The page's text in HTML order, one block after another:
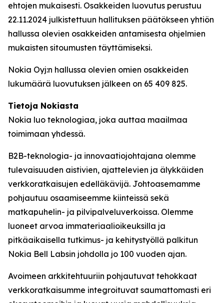
ehtojen mukaisesti. Osakkeiden luovutus perustuu
22.11.2024 julkistettuun hallituksen päätökseen yhtiön
hallussa olevien osakkeiden antamisesta ohjelmien
mukaisten sitoumusten täyttämiseksi.
Nokia Oyj:n hallussa olevien omien osakkeiden
lukumäärä luovutuksen jälkeen on 65 409 825.
Tietoja Nokiasta
Nokia luo teknologiaa, joka auttaa maailmaa
toimimaan yhdessä.
B2B-teknologia- ja innovaatiojohtajana olemme
tulevaisuuden aistivien, ajattelevien ja älykkäiden
verkkoratkaisujen edelläkävijä. Johtoasemamme
pohjautuu osaamiseemme kiinteissä sekä
matkapuhelin- ja pilvipalveluverkoissa. Olemme
luoneet arvoa immateriaalioikeuksilla ja
pitkäaikaisella tutkimus- ja kehitystyöllä palkitun
Nokia Bell Labsin johdolla jo 100 vuoden ajan.
Avoimeen arkkitehtuuriin pohjautuvat tehokkaat
verkkoratkaisumme integroituvat saumattomasti eri